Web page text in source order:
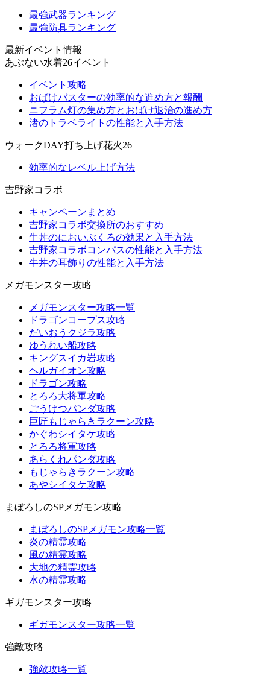
最強武器ランキング
最強防具ランキング
最新イベント情報
あぶない水着26イベント
イベント攻略
おばけバスターの効率的な進め方と報酬
ニフラム灯の集め方とおばけ退治の進め方
渚のトラベライトの性能と入手方法
ウォークDAY打ち上げ花火26
効率的なレベル上げ方法
吉野家コラボ
キャンペーンまとめ
吉野家コラボ交換所のおすすめ
牛丼のにおいぶくろの効果と入手方法
吉野家コラボコンパスの性能と入手方法
牛丼の耳飾りの性能と入手方法
メガモンスター攻略
メガモンスター攻略一覧
ドラゴンコープス攻略
だいおうクジラ攻略
ゆうれい船攻略
キングスイカ岩攻略
ヘルガイオン攻略
ドラゴン攻略
とろろ大将軍攻略
ごうけつパンダ攻略
巨匠もじゃらきラクーン攻略
かぐわシイタケ攻略
とろろ将軍攻略
あらくれパンダ攻略
もじゃらきラクーン攻略
あやシイタケ攻略
まぼろしのSPメガモン攻略
まぼろしのSPメガモン攻略一覧
炎の精霊攻略
風の精霊攻略
大地の精霊攻略
水の精霊攻略
ギガモンスター攻略
ギガモンスター攻略一覧
強敵攻略
強敵攻略一覧